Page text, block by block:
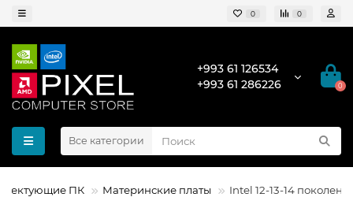
0 0
+993 61 126534
+993 61 286226
0
Все категории
ПК Материнские платы Intel 12-13-14